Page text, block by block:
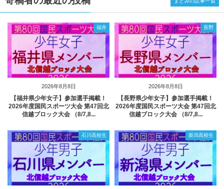
2026年8月8日
福井
【福井県少年女子】参加選手掲載！
2026年度国民スポーツ大会 第47回北
信越ブロック大会 （8/7,8...
2026年8月8日
長野
【長野県少年女子】参加選手掲載！
2026年度国民スポーツ大会 第47回北
信越ブロック大会 （8/7,8...
石川高校生 新潟高校生